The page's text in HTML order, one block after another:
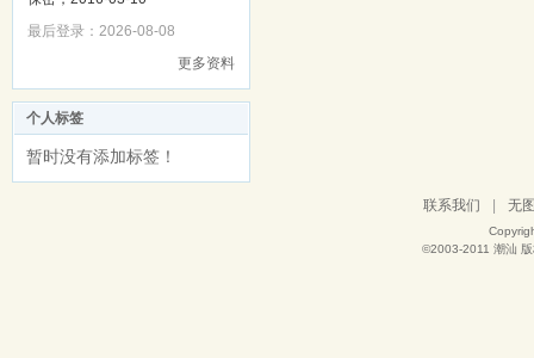
最后登录：2026-08-08
更多资料
个人标签
暂时没有添加标签！
联系我们 无
©2003-2011 潮汕